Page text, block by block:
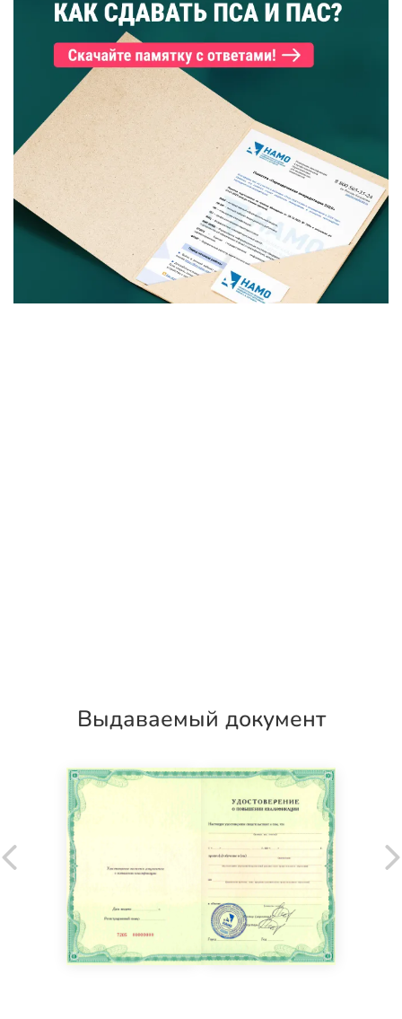
Выдаваемый документ